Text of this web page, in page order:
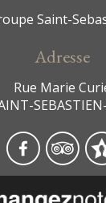
Saint-
Adresse
Rue Marie